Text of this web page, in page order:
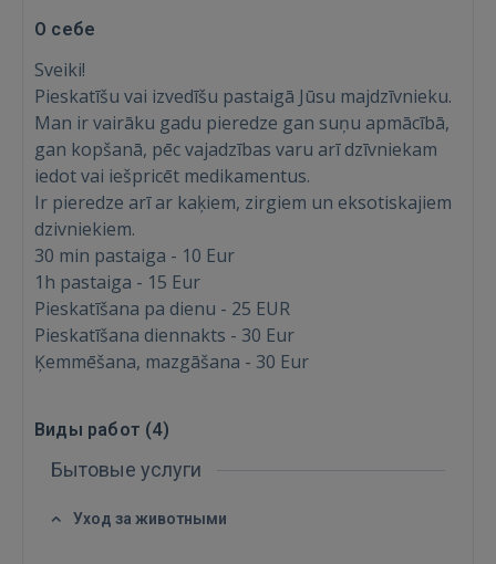
Войти
О себе
Sveiki!
Pieskatīšu vai izvedīšu pastaigā Jūsu majdzīvnieku.
Man ir vairāku gadu pieredze gan suņu apmācībā,
gan kopšanā, pēc vajadzības varu arī dzīvniekam
iedot vai iešpricēt medikamentus.
Ir pieredze arī ar kaķiem, zirgiem un eksotiskajiem
dzivniekiem.
30 min pastaiga - 10 Eur
1h pastaiga - 15 Eur
Pieskatīšana pa dienu - 25 EUR
Pieskatīšana diennakts - 30 Eur
Ķemmēšana, mazgāšana - 30 Eur
Виды работ (4)
Бытовые услуги
Уход за животными